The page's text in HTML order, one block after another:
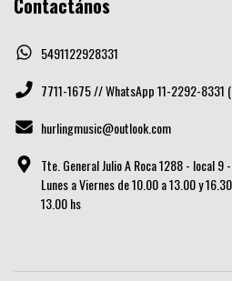
Contactános
5491122928331
7711-1675 // WhatsApp 11-2292-8331
hurlingmusic@outlook.com
Tte. General Julio A Roca 1288 - local
Lunes a Viernes de 10.00 a 13.00 y
13.00 hs